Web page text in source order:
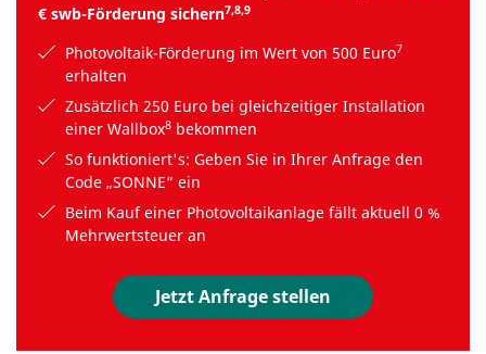
€ swb-Förderung sichern7,8,9
Photovoltaik-Förderung im Wert von 500 Euro7
erhalten
Zusätzlich 250 Euro bei gleichzeitiger Installation
einer Wallbox8 bekommen
So funktioniert's: Geben Sie in Ihrer Anfrage den
Code „SONNE“ ein
Beim Kauf einer Photovoltaikanlage fällt aktuell 0 %
Mehrwertsteuer an
Jetzt Anfrage stellen